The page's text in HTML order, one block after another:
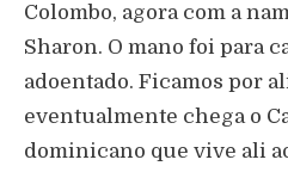
Colombo, agora com a
Sharon. O mano foi para
adoentado. Ficamos por
eventualmente chega o
dominicano que vive ali